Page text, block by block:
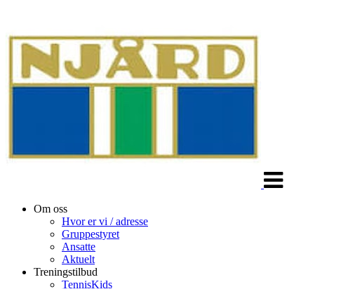
Om oss
Hvor er vi / adresse
Gruppestyret
Ansatte
Aktuelt
Treningstilbud
TennisKids